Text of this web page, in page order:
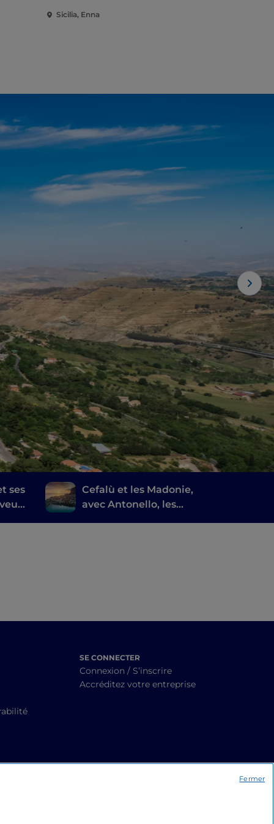
Sicilia, Enna
ses
Cefalù et les Madonie,
avec Antonello, les
SE CONNECTER
Connexion / S’inscrire
Accréditez votre entreprise
Fermer